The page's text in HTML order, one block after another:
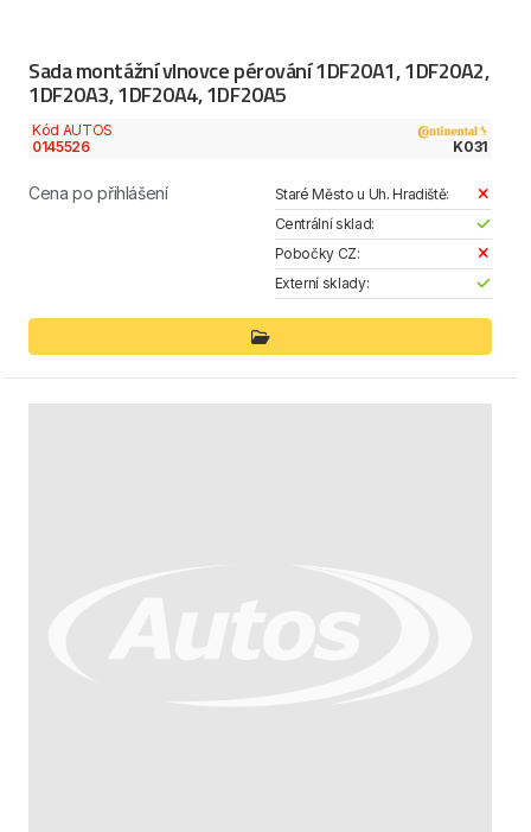
Sada montážní vlnovce pérování 1DF20A1, 1DF20A2,
1DF20A3, 1DF20A4, 1DF20A5
Kód AUTOS
0145526
K031
Cena po přihlášení
Staré Město u Uh. Hradiště:
Centrální sklad:
Pobočky CZ:
Externí sklady: